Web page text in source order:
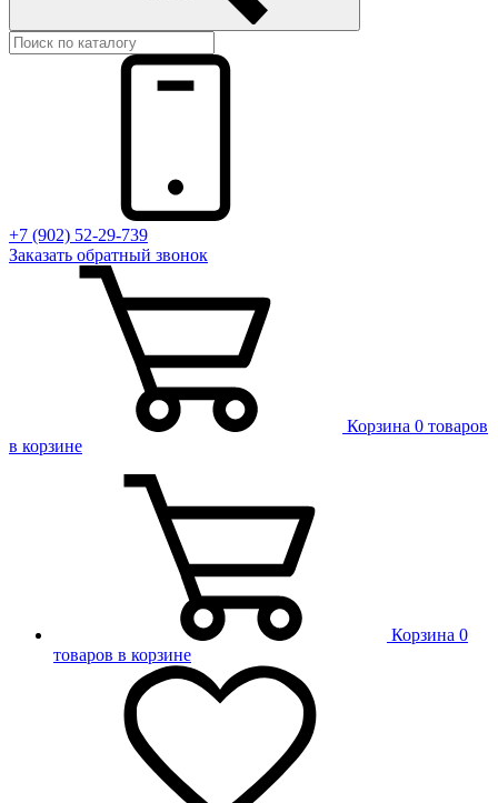
+7 (902) 52-29-739
Заказать обратный звонок
Корзина 0 товаров
в корзине
Корзина 0
товаров в корзине